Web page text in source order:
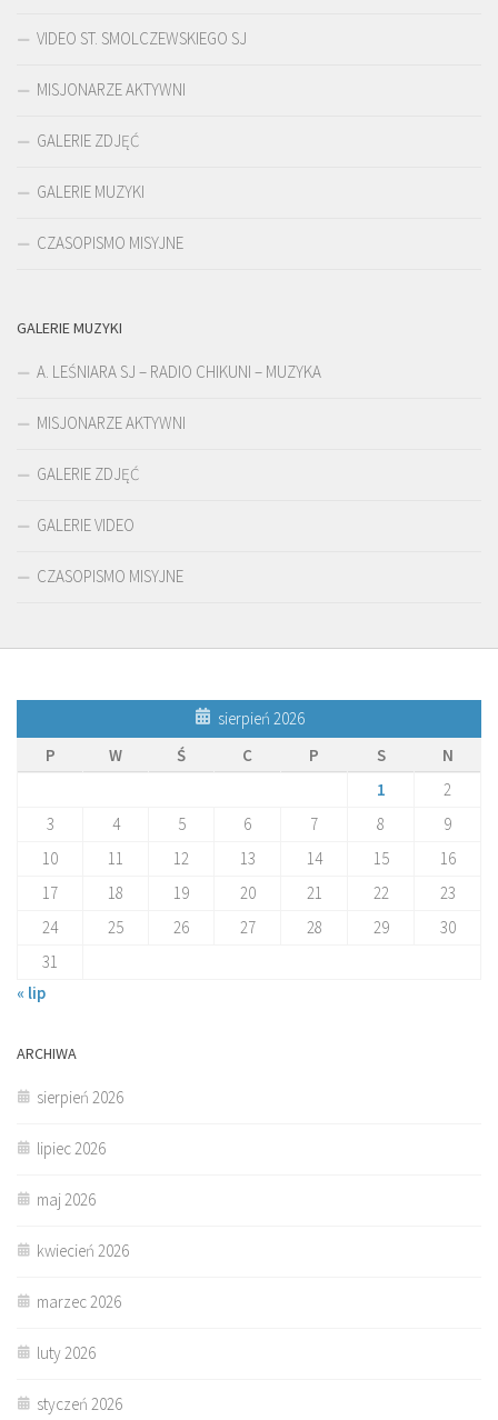
VIDEO ST. SMOLCZEWSKIEGO SJ
MISJONARZE AKTYWNI
GALERIE ZDJĘĆ
GALERIE MUZYKI
CZASOPISMO MISYJNE
GALERIE MUZYKI
A. LEŚNIARA SJ – RADIO CHIKUNI – MUZYKA
MISJONARZE AKTYWNI
GALERIE ZDJĘĆ
GALERIE VIDEO
CZASOPISMO MISYJNE
sierpień 2026
P
W Ś C P S
N
1
2
3
4 5 6 7 8
9
10
11 12 13 14 15
16
17
18 19 20 21 22
23
24
25 26 27 28 29
30
31
« lip
ARCHIWA
sierpień 2026
lipiec 2026
maj 2026
kwiecień 2026
marzec 2026
luty 2026
styczeń 2026